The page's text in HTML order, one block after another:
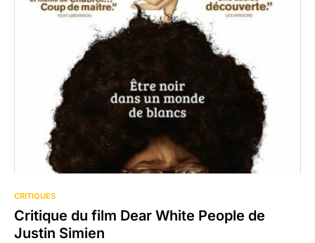
CRITIQUES
Critique du film Dear White People de
Justin Simien